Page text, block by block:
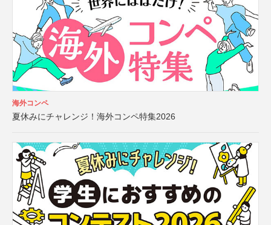
海外コンペ
夏休みにチャレンジ！海外コンペ特集2026